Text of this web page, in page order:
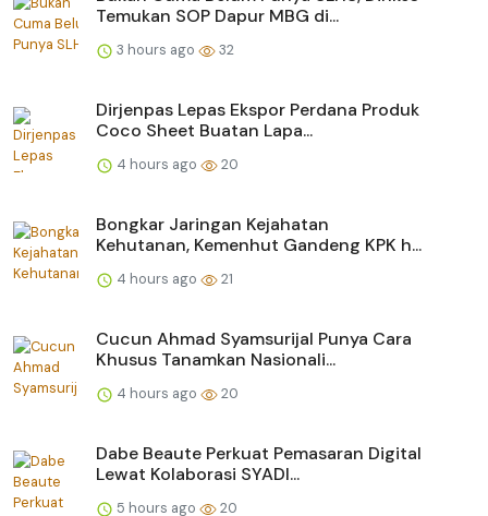
Temukan SOP Dapur MBG di...
3 hours ago 32
Dirjenpas Lepas Ekspor Perdana Produk
Coco Sheet Buatan Lapa...
4 hours ago 20
Bongkar Jaringan Kejahatan
Kehutanan, Kemenhut Gandeng KPK h...
4 hours ago 21
Cucun Ahmad Syamsurijal Punya Cara
Khusus Tanamkan Nasionali...
4 hours ago 20
Dabe Beaute Perkuat Pemasaran Digital
Lewat Kolaborasi SYADI...
5 hours ago 20